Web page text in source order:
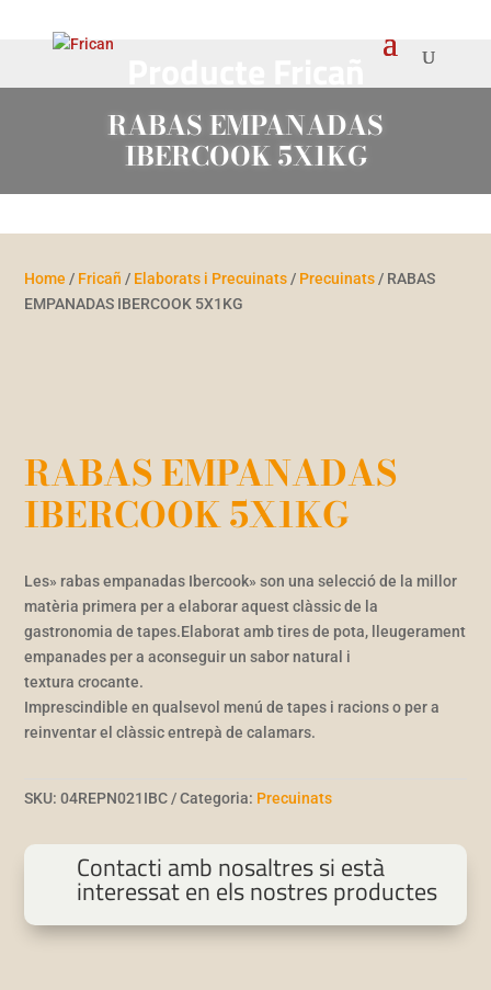
RABAS EMPANADAS
IBERCOOK 5X1KG
Home / Fricañ / Elaborats i Precuinats / Precuinats / RABAS
EMPANADAS IBERCOOK 5X1KG
RABAS EMPANADAS
IBERCOOK 5X1KG
Les» rabas empanadas Ibercook» son una selecció de la millor
matèria primera per a elaborar aquest clàssic de la
gastronomia de tapes.Elaborat amb tires de pota, lleugerament
empanades per a aconseguir un sabor natural i
textura crocante.
Imprescindible en qualsevol menú de tapes i racions o per a
reinventar el clàssic entrepà de calamars.
SKU:04REPN021IBC Categoria: Precuinats
Contacti amb nosaltres si està
interessat en els nostres productes